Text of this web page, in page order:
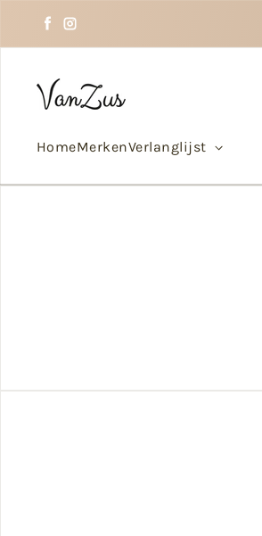
Facebook
Instagram
HomeMerkenVerlanglijst